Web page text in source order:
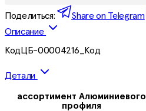
Поделиться: Share on Telegram
Описание
КодЦБ-00004216_Код
Детали
ассортимент Алюминиевого
профиля